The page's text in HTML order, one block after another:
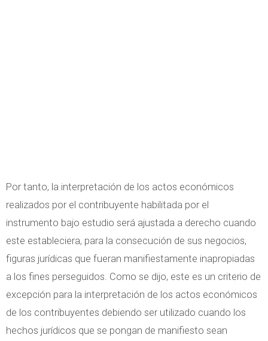
Por tanto, la interpretación de los actos económicos
realizados por el contribuyente habilitada por el
instrumento bajo estudio será ajustada a derecho cuando
este estableciera, para la consecución de sus negocios,
figuras jurídicas que fueran manifiestamente inapropiadas
a los fines perseguidos. Como se dijo, este es un criterio de
excepción para la interpretación de los actos económicos
de los contribuyentes debiendo ser utilizado cuando los
hechos jurídicos que se pongan de manifiesto sean